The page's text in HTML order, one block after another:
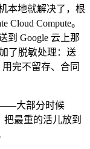
本地就解决了，根
Cloud Compute。
到 Google 云上那
了脱敏处理：送
完不留存、合同
——大部分时候
最重的活儿放到